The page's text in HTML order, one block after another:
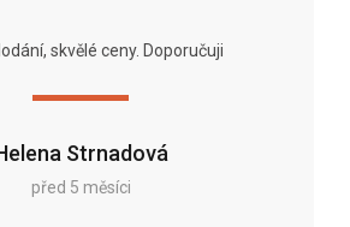
Strnadová
před 5 měsíci
skvělé ceny. Doporučuji